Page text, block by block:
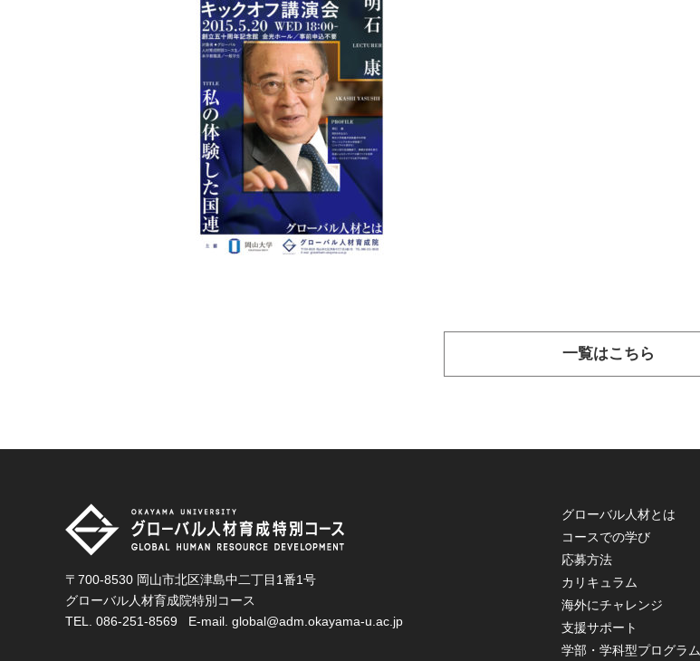
一覧はこちら
〒700-8530 岡山市北区津島中二丁目1番1号
グローバル人材育成院特別コース
TEL. 086-251-8569 E-mail. global@adm.okayama-u.ac.jp
グローバル人材とは
コースでの学び
応募方法
カリキュラム
海外にチャレンジ
支援サポート
学部・学科型プログラム